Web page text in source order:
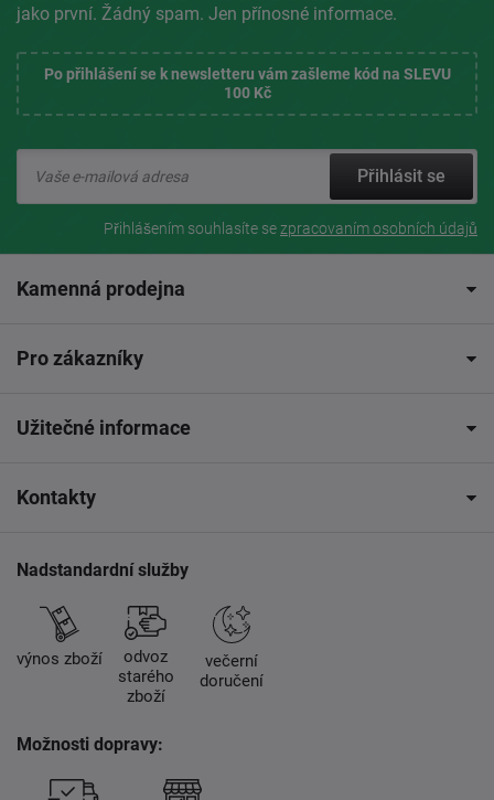
jako první. Žádný spam. Jen přínosné informace.
Po přihlášení se k newsletteru vám zašleme kód na SLEVU
100 Kč
Přihlásit se
Přihlášením souhlasíte sezpracovaním osobních údajů
Kamenná prodejna
Pro zákazníky
Užitečné informace
Kontakty
Nadstandardní služby
výnos zboží
odvoz
starého
zboží
večerní
doručení
Možnosti dopravy: